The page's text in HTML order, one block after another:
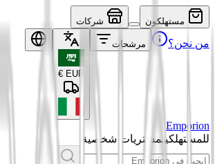
مستهلكون شركات
من نحن؟ مرشحات
EUR
€
Emporion
للمستهلكينمشتريات شخصية